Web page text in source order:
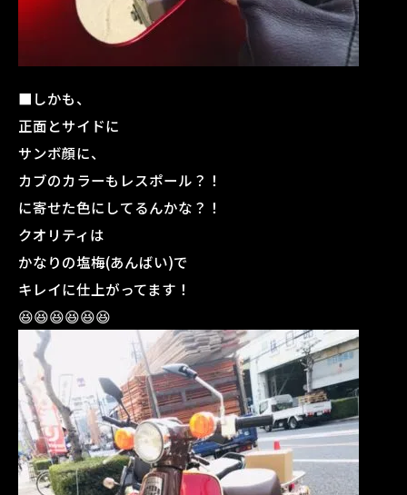
■しかも、
正面とサイドに
サンボ顔に、
カブのカラーもレスポール？！
に寄せた色にしてるんかな？！
クオリティは
かなりの塩梅(あんばい)で
キレイに仕上がってます！
😆😆😆😆😆😆